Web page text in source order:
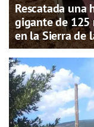
Rescatada
gigante de 125
en la Sierra de